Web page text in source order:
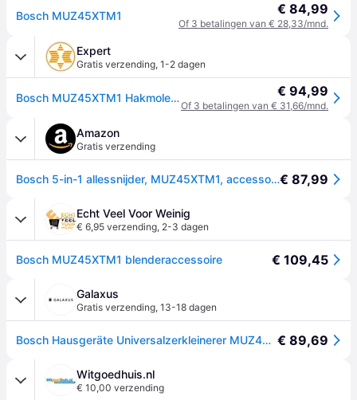
Bosch MUZ45XTM1 € 84,99
Of 3 betalingen van € 28,33/mnd.
Expert
Gratis verzending, 1-2 dagen
Bosch MUZ45XTM1 Hakmolen Zwart € 94,99
Of 3 betalingen van € 31,66/mnd.
Amazon
Gratis verzending
Bosch 5-in-1 allessnijder, MUZ45XTM1, accessoire voor Bosch MUM2, MUM4 en MUM5 keukenmachines, malen, hakken, blenden en raspen€ 87,99
Echt Veel Voor Weinig
€ 6,95 verzending, 2-3 dagen
Bosch MUZ45XTM1 blenderaccessoire € 109,45
Galaxus
Gratis verzending, 13-18 dagen
Bosch Hausgeräte Universalzerkleinerer MUZ45XTM1, Accessoires voor keukengerei, Zwart, Transparant € 89,69
Witgoedhuis.nl
€ 10,00 verzending